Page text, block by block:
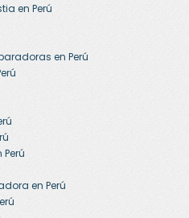
en Perú
en Perú
en Perú